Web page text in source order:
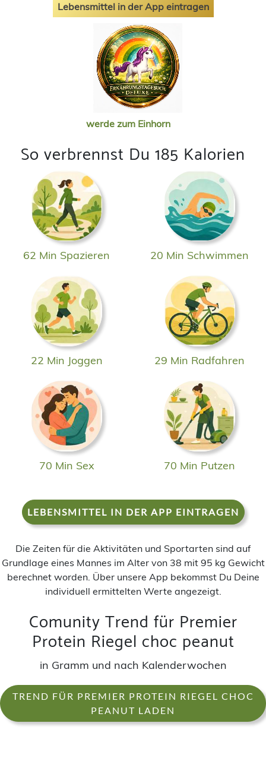
Lebensmittel in der App eintragen
werde zum Einhorn
So verbrennst Du 185 Kalorien
62 Min Spazieren 20 Min Schwimmen
22 Min Joggen 29 Min Radfahren
70 Min Sex 70 Min Putzen
LEBENSMITTEL IN DER APP EINTRAGEN
Die Zeiten für die Aktivitäten und Sportarten sind auf
Grundlage eines Mannes im Alter von 38 mit 95 kg Gewicht
berechnet worden. Über unsere App bekommst Du Deine
individuell ermittelten Werte angezeigt.
Comunity Trend für Premier
Protein Riegel choc peanut
in Gramm und nach Kalenderwochen
TREND FÜR PREMIER PROTEIN RIEGEL CHOC
PEANUT LADEN